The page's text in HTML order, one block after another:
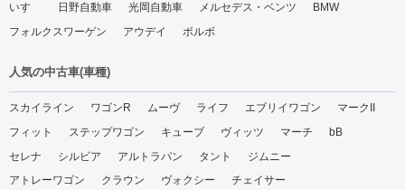
いすゞ
日野自動車 光岡自動車 メルセデス・ベンツ
BMW
フォルクスワーゲン
アウデイ ボルボ
人気の中古車(車種)
スカイライン ワゴンR ムーヴ ライフ エブリイワゴン
マークII
フィット
ステップワゴン キューブ ヴィッツ マーチ
bB
セレナ
シルビア アルトラパン タント
ジムニー
アトレーワゴン
クラウン ヴォクシー チェイサー